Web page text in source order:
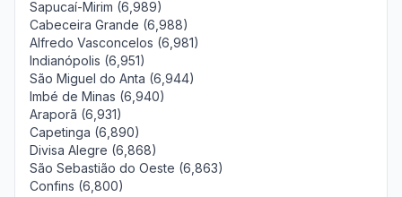
Sapucaí-Mirim (6,989)
Cabeceira Grande (6,988)
Alfredo Vasconcelos (6,981)
Indianópolis (6,951)
São Miguel do Anta (6,944)
Imbé de Minas (6,940)
Araporã (6,931)
Capetinga (6,890)
Divisa Alegre (6,868)
São Sebastião do Oeste (6,863)
Confins (6,800)